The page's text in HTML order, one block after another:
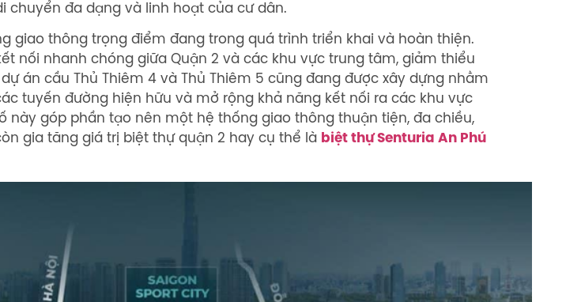
chuyển đa dạng và linh hoạt của cư dân.
giao thông trọng điểm đang trong quá trình triển khai và hoàn thiện.
nối nhanh chóng giữa Quận 2 và các khu vực trung tâm, giảm thiểu
án cầu Thủ Thiêm 4 và Thủ Thiêm 5 cũng đang được xây dựng nhằm
tuyến đường hiện hữu và mở rộng khả năng kết nối ra các khu vực
này góp phần tạo nên một hệ thống giao thông thuận tiện, đa chiều,
gia tăng giá trị biệt thự quận 2 hay cụ thể là biệt thự Senturia An Phú